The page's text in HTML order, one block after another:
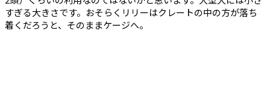
すぎる大きさです。おそらくリリーはクレートの中の方が落ち
着くだろうと、そのままケージへ。